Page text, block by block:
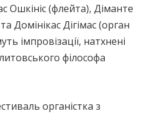
Ошкініс (флейта), Діманте
Домінікас Дігімас (орган
імпровізації, натхнені
філософа
органістка з